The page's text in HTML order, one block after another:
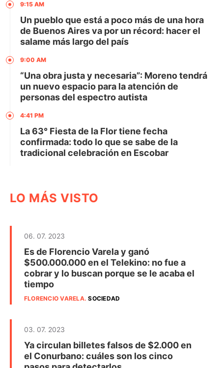
9:15 AM
Un pueblo que está a poco más de una hora
de Buenos Aires va por un récord: hacer el
salame más largo del país
9:00 AM
“Una obra justa y necesaria”: Moreno tendrá
un nuevo espacio para la atención de
personas del espectro autista
4:41 PM
La 63° Fiesta de la Flor tiene fecha
confirmada: todo lo que se sabe de la
tradicional celebración en Escobar
LO MÁS VISTO
06. 07. 2023
Es de Florencio Varela y ganó
$500.000.000 en el Telekino: no fue a
cobrar y lo buscan porque se le acaba el
tiempo
FLORENCIO VARELA.SOCIEDAD
03. 07. 2023
Ya circulan billetes falsos de $2.000 en
el Conurbano: cuáles son los cinco